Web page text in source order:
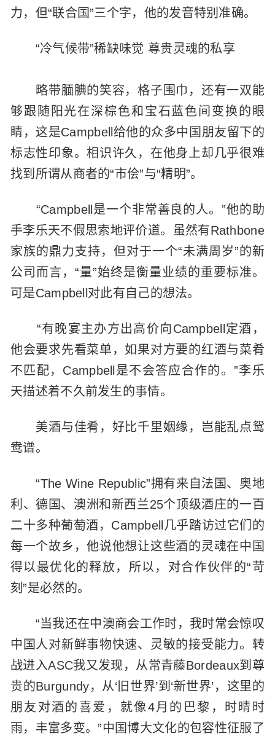
力，但“联合国”三个字，他的发音特别准确。
“冷气候带”稀缺味觉 尊贵灵魂的私享
略带腼腆的笑容，格子围巾，还有一双能
够跟随阳光在深棕色和宝石蓝色间变换的眼
睛，这是Campbell给他的众多中国朋友留下的
标志性印象。相识许久，在他身上却几乎很难
找到所谓从商者的“市侩”与“精明”。
“Campbell是一个非常善良的人。”他的助
手李乐天不假思索地评价道。虽然有Rathbone
家族的鼎力支持，但对于一个“未满周岁”的新
公司而言，“量”始终是衡量业绩的重要标准。
可是Campbell对此有自己的想法。
“有晚宴主办方出高价向Campbell定酒，
他会要求先看菜单，如果对方要的红酒与菜肴
不匹配，Campbell是不会答应合作的。”李乐
天描述着不久前发生的事情。
美酒与佳肴，好比千里姻缘，岂能乱点鸳
鸯谱。
“The Wine Republic”拥有来自法国、奥地
利、德国、澳洲和新西兰25个顶级酒庄的一百
二十多种葡萄酒，Campbell几乎踏访过它们的
每一个故乡，他说他想让这些酒的灵魂在中国
得以最优化的释放，所以，对合作伙伴的“苛
刻”是必然的。
“当我还在中澳商会工作时，我时常会惊叹
中国人对新鲜事物快速、灵敏的接受能力。转
战进入ASC我又发现，从常青藤Bordeaux到尊
贵的Burgundy，从‘旧世界’到‘新世界’，这里的
朋友对酒的喜爱，就像4月的巴黎，时晴时
雨，丰富多变。”中国博大文化的包容性征服了